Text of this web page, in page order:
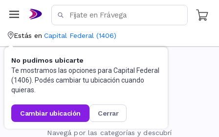
Estás en Capital Federal (1406)
No pudimos ubicarte
Te mostramos las opciones para Capital Federal
(1406). Podés cambiar tu ubicación cuando
quieras.
cambiar ubicación cerrar
La página no existe
Navegá por las categorías y descubrí